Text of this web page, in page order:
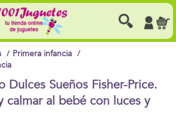
Primera infancia
Dulces Sueños Fisher-Price.
calmar al bebé con luces y